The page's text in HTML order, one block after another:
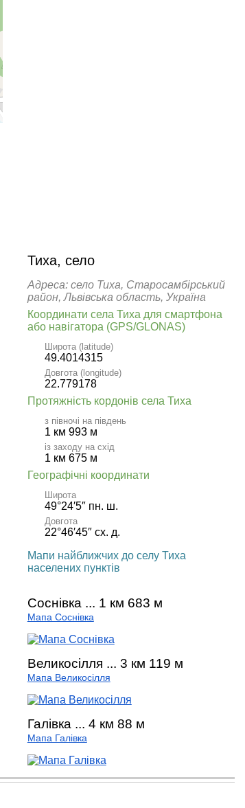
Тиха, село
Адреса: село Тиха, Старосамбірський
район, Львівська область, Україна
Координати села Тиха для смартфона
або навігатора (GPS/GLONAS)
Широта (latitude)
49.4014315
Довгота (longitude)
22.779178
Протяжність кордонів села Тиха
з півночі на південь
1 км 993 м
із заходу на схід
1 км 675 м
Географічні координати
Широта
49°24′5″ пн. ш.
Довгота
22°46′45″ сх. д.
Мапи найближчих до селу Тиха
населених пунктів
Соснівка ... 1 км 683 м
Мапа Соснівка
Великосілля ... 3 км 119 м
Мапа Великосілля
Галівка ... 4 км 88 м
Мапа Галівка